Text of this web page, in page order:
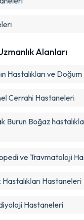
Alanları
Hastalıkları ve Doğum
CerrahiHastaneleri
Burun Boğaz
ve Travmatoloji
Hastaneleri
Hastaneleri